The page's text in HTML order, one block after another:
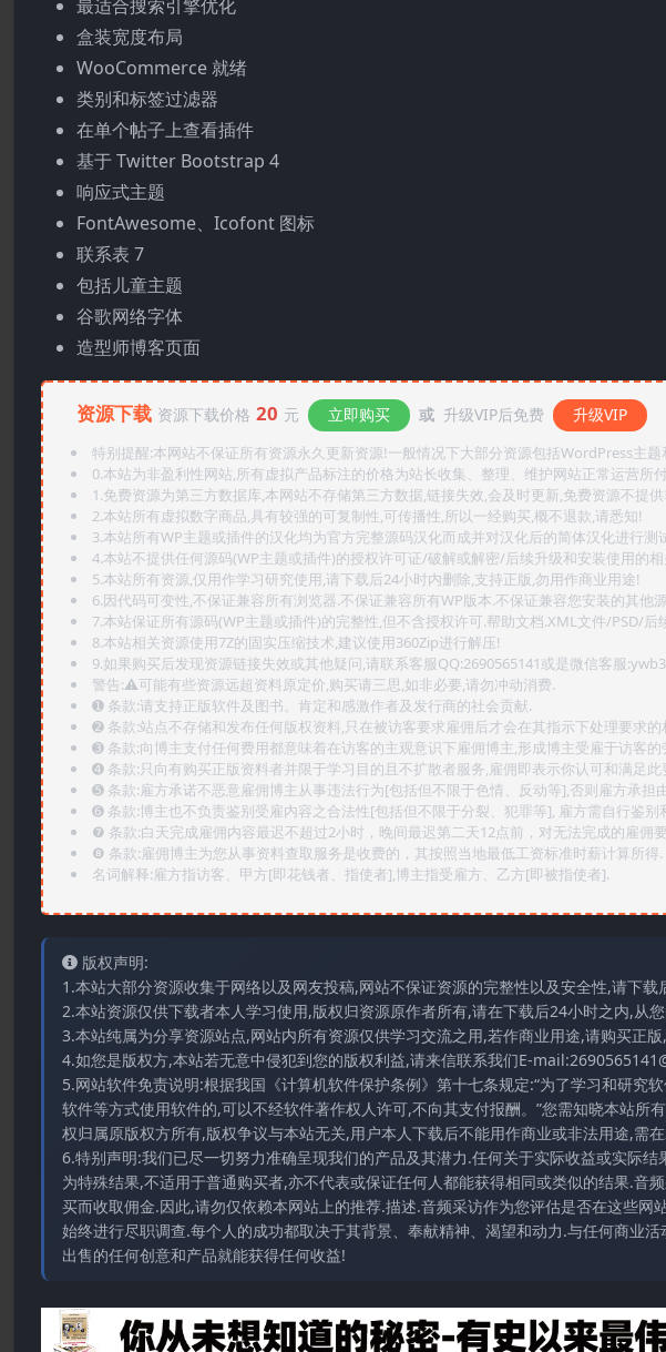
最适合搜索引擎优化
盒装宽度布局
WooCommerce 就绪
类别和标签过滤器
在单个帖子上查看插件
基于 Twitter Bootstrap 4
响应式主题
FontAwesome、Icofont 图标
联系表 7
包括儿童主题
谷歌网络字体
造型师博客页面
资源下载 资源下载价格 20 元 立即购买 或 升级VIP后免费 升级VIP
特别提醒:本网站不保证所有资源永久更新资源!一般情况下大部分资源包括WordPress主
0.本站为非盈利性网站,所有虚拟产品标注的价格为站长收集、整理、维护网站正常运营所
1.免费资源为第三方数据库,本网站不存储第三方数据,链接失效,会及时更新,免费资源不提
2.本站所有虚拟数字商品,具有较强的可复制性,可传播性,所以一经购买,概不退款,请悉知!
3.本站所有WP主题或插件的汉化均为官方完整源码汉化而成并对汉化后的简体汉化进行测
4.本站不提供任何源码(WP主题或插件)的授权许可证/破解或解密/后续升级和安装使用的
5.本站所有资源,仅用作学习研究使用,请下载后24小时内删除,支持正版,勿用作商业用途!
6.因代码可变性,不保证兼容所有浏览器.不保证兼容所有WP版本.不保证兼容您安装的其他
7.本站保证所有源码(WP主题或插件)的完整性,但不含授权许可.帮助文档.XML文件/PSD/后
8.本站相关资源使用7Z的固实压缩技术,建议使用360Zip进行解压!
9.如果购买后发现资源链接失效或其他疑问,请联系客服QQ:2690565141或是微信客服
警告:⚠️可能有些资源远超资料原定价,购买请三思,如非必要,请勿冲动消费.
➊️ 条款:请支持正版软件及图书。肯定和感激作者及发行商的社会贡献.
➋️ 条款:站点不存储和发布任何版权资料,只在被访客要求雇佣后才会在其指示下处理要求的
➌️ 条款:向博主支付任何费用都意味着在访客的主观意识下雇佣博主,形成博主受雇于访客的
➍️ 条款:只向有购买正版资料者并限于学习目的且不扩散者服务,雇佣即表示你认可和满足此
➎ 条款:雇方承诺不恶意雇佣博主从事违法行为[包括但不限于色情、反动等],否则雇方承担
➏️ 条款:博主也不负责鉴别受雇内容之合法性[包括但不限于分裂、犯罪等], 雇方需自行鉴别
❼ 条款:白天完成雇佣内容最迟不超过2小时，晚间最迟第二天12点前，对无法完成的雇佣
❽ 条款:雇佣博主为您从事资料查取服务是收费的，其按照当地最低工资标准时薪计算所得.
名词解释:雇方指访客、甲方[即花钱者、指使者],博主指受雇方、乙方[即被指使者].
版权声明:
1.本站大部分资源收集于网络以及网友投稿,网站不保证资源的完整性以及安全性,请下载
2.本站资源仅供下载者本人学习使用,版权归资源原作者所有,请在下载后24小时之内,从您
3.本站纯属为分享资源站点,网站内所有资源仅供学习交流之用,若作商业用途,请购买正
4.如您是版权方,本站若无意中侵犯到您的版权利益,请来信联系我们E-
5.网站软件免责说明:根据我国《计算机软件保护条例》第十七条规定:“为了学习和研究
软件等方式使用软件的,可以不经软件著作权人许可,不向其支付报酬。”您需知晓本站所
权归属原版权方所有,版权争议与本站无关,用户本人下载后不能用作商业或非法用途,需
6.特别声明:我们已尽一切努力准确呈现我们的产品及其潜力.任何关于实际收益或实际
为特殊结果,不适用于普通购买者,亦不代表或保证任何人都能获得相同或类似的结果.音
买而收取佣金.因此,请勿仅依赖本网站上的推荐.描述.音频采访作为您评估是否在这些
始终进行尽职调查.每个人的成功都取决于其背景、奉献精神、渴望和动力.与任何商业
出售的任何创意和产品就能获得任何收益!